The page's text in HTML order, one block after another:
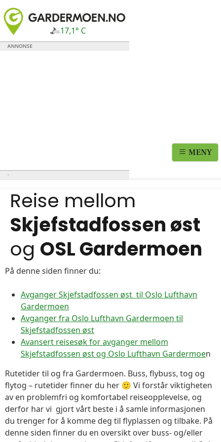
17,1° C
MENY
Reise mellom
Skjefstadfossen øst
og OSL Gardermoen
På denne siden finner du:
Avganger Skjefstadfossen øst til Oslo Lufthavn
Gardermoen
Avganger fra Oslo Lufthavn Gardermoen til
Skjefstadfossen øst
Avansert reisesøk for avganger mellom
Skjefstadfossen øst og Oslo Lufthavn Gardermoen
Rutetider til og fra Gardermoen. Buss, flybuss, tog og
flytog – rutetider finner du her 🙂 Vi forstår viktigheten
av en problemfri og komfortabel reiseopplevelse, og
derfor har vi gjort vårt beste i å samle informasjonen
du trenger for å komme deg til flyplassen og tilbake. På
denne siden finner du en oversikt over buss- og/eller